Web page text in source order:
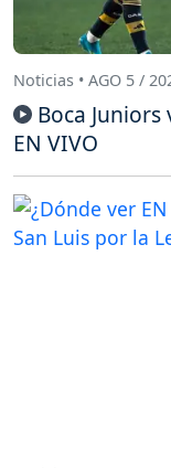
Noticias • AGO 5 /
Boca
EN VIVO